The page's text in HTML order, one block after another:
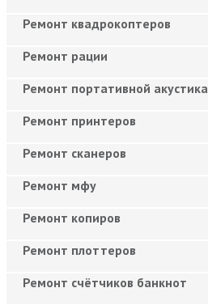
Ремонт квадрокоптеров
Ремонт рации
Ремонт портативной акустика
Ремонт принтеров
Ремонт сканеров
Ремонт мфу
Ремонт копиров
Ремонт плоттеров
Ремонт счётчиков банкнот